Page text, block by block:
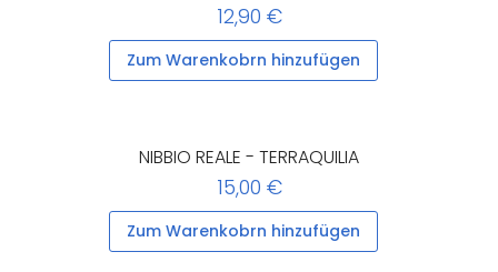
12,90 €
Zum Warenkobrn hinzufügen
NIBBIO REALE - TERRAQUILIA
15,00 €
Zum Warenkobrn hinzufügen